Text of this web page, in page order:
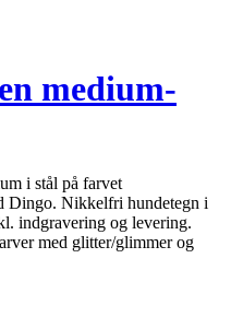
medium-
i stål på farvet
Dingo. Nikkelfri hundetegn i
indgravering og levering.
med glitter/glimmer og